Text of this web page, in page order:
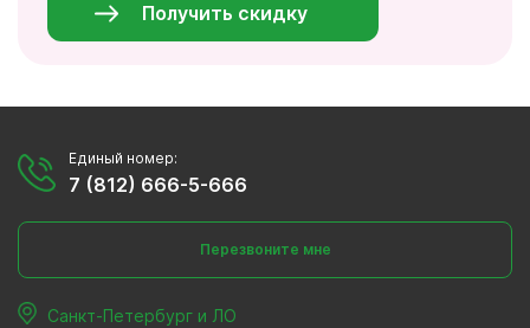
Получить скидку
Единый номер:
7 (812) 666-5-666
Перезвоните мне
Санкт-Петербург и ЛО